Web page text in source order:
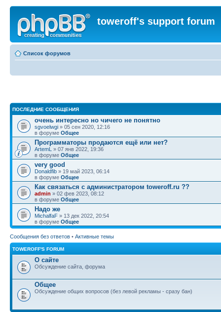
toweroff's support forum
Список форумов
ПОСЛЕДНИЕ СООБЩЕНИЯ
очень интересно но чичего не понятно
sgvoelwgi » 05 сен 2020, 12:16
в форуме Общее
Программаторы продаются ещё или нет?
ArtemL » 07 янв 2022, 19:36
в форуме Общее
very good
Donaldfib » 19 май 2023, 06:14
в форуме Общее
Как связаться с администратором toweroff.ru ??
admin » 02 фев 2023, 08:12
в форуме Общее
Надо же
MichalfaF » 13 дек 2022, 20:54
в форуме Общее
Сообщения без ответов • Активные темы
TOWEROFF'S FORUM
О сайте
Обсуждение сайта, форума
Общее
Обсуждение общих вопросов (без левой рекламы - сразу бан)